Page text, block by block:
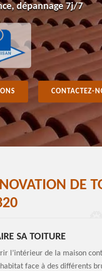
dépannage 7j/7
CONTACTEZ-
DE
SA TOITURE
l’intérieur de la maison
face à des différents